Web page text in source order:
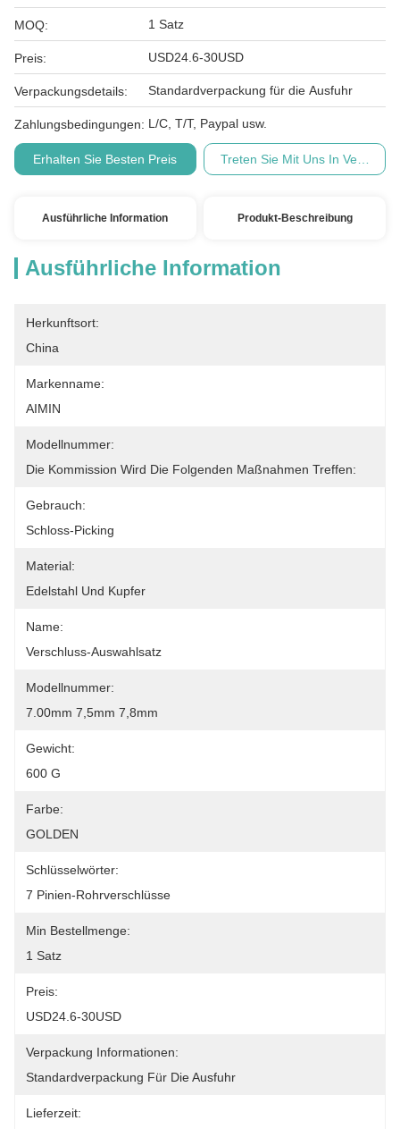
MOQ: 1 Satz
Preis: USD24.6-30USD
Verpackungsdetails: Standardverpackung für die Ausfuhr
Zahlungsbedingungen: L/C, T/T, Paypal usw.
Erhalten Sie Besten Preis Treten Sie Mit Uns In
Ausführliche Information Produkt-Beschreibung
Ausführliche Information
Herkunftsort:
China
Markenname:
AIMIN
Modellnummer:
Die Kommission Wird Die Folgenden Maßnahmen Treffen:
Gebrauch:
Schloss-Picking
Material:
Edelstahl Und Kupfer
Name:
Verschluss-Auswahlsatz
Modellnummer:
7.00mm 7,5mm 7,8mm
Gewicht:
600 G
Farbe:
GOLDEN
Schlüsselwörter:
7 Pinien-Rohrverschlüsse
Min Bestellmenge:
1 Satz
Preis:
USD24.6-30USD
Verpackung Informationen:
Standardverpackung Für Die Ausfuhr
Lieferzeit: